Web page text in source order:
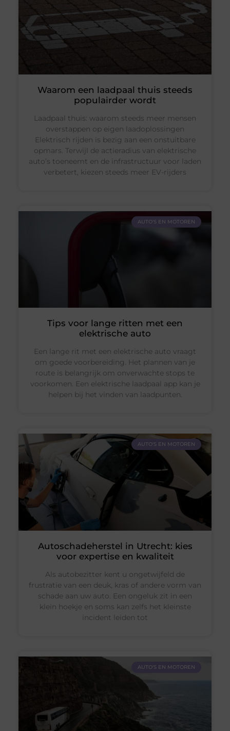
Waarom een laadpaal thuis steeds
populairder wordt
Laadpaal thuis: waarom steeds meer mensen
overstappen op eigen laadoplossingen
Elektrisch rijden is bezig aan een onstuitbare
opmars. Terwijl de actieradius van elektrische
auto’s toeneemt en de infrastructuur voor laden
verbetert, kiezen steeds meer EV-rijders
AUTO'S EN MOTOREN
Tips voor lange ritten met een
elektrische auto
Een lange rit met een elektrische auto vraagt
om goede voorbereiding. Het plannen van je
route is belangrijk om onverwachte stops te
voorkomen. Een elektrische laadpaal app kan je
helpen bij het vinden van laadpunten.
AUTO'S EN MOTOREN
Autoschadeherstel in Utrecht: kies
voor expertise en kwaliteit
Als autobezitter kent u ongetwijfeld de
frustratie van een deuk, kras of andere vorm van
schade aan uw auto. Een ongeluk zit in een
klein hoekje en soms kan zelfs het kleinste
incident leiden tot
AUTO'S EN MOTOREN